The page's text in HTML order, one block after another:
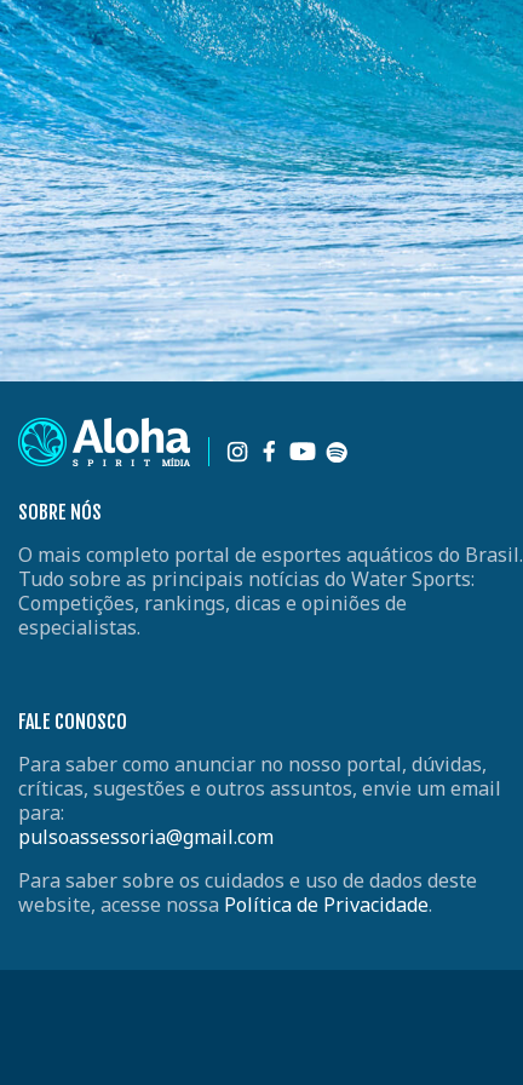
SOBRE NÓS
O mais completo portal de esportes aquáticos do Brasil.
Tudo sobre as principais notícias do Water Sports:
Competições, rankings, dicas e opiniões de
especialistas.
FALE CONOSCO
Para saber como anunciar no nosso portal, dúvidas,
críticas, sugestões e outros assuntos, envie um email
para:
pulsoassessoria@gmail.com
Para saber sobre os cuidados e uso de dados deste
website, acesse nossa Política de Privacidade.